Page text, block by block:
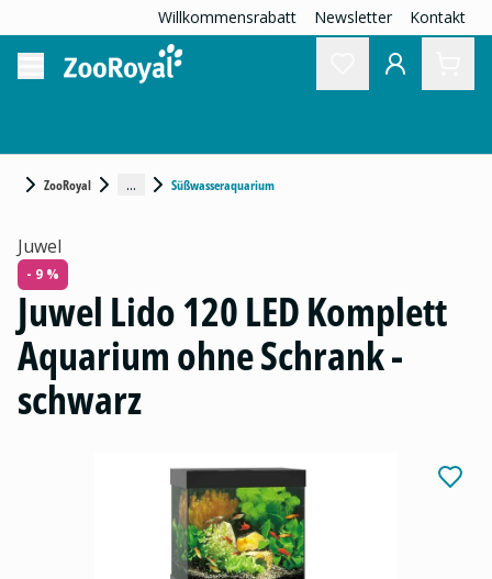
Willkommensrabatt Newsletter Kontakt
ZooRoyal ... Süßwasseraquarium
Juwel
- 9 %
Juwel Lido 120 LED Komplett
Aquarium ohne Schrank -
schwarz